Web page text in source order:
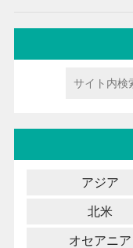
アジア
北米
オセアニア